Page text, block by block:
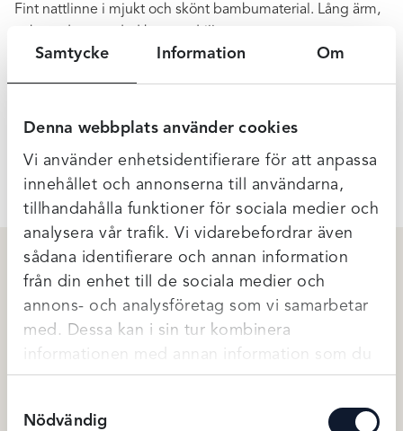
Samtycke Information Om
Denna webbplats använder cookies
Vi använder enhetsidentifierare för att anpassa
innehållet och annonserna till användarna,
tillhandahålla funktioner för sociala medier och
analysera vår trafik. Vi vidarebefordrar även
sådana identifierare och annan information
från din enhet till de sociala medier och
annons- och analysföretag som vi samarbetar
med. Dessa kan i sin tur kombinera
informationen med annan information som du
har tillhandahållit eller som de har samlat in
Nödvändig
Fint nattlinne i mjukt och skönt bambumaterial. Lång ärm,
Längd 100Cm i stl M.